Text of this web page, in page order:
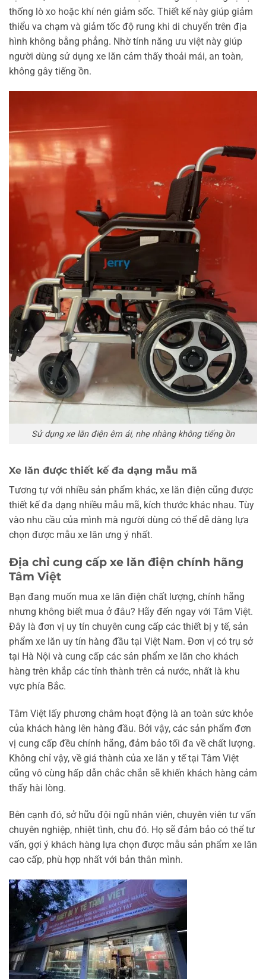
thống lò xo hoặc khí nén giảm sốc. Thiết kế này giúp giảm
thiểu va chạm và giảm tốc độ rung khi di chuyển trên địa
hình không bằng phẳng. Nhờ tính năng ưu việt này giúp
người dùng sử dụng xe lăn cảm thấy thoải mái, an toàn,
không gây tiếng ồn.
Sử dụng xe lăn điện êm ái, nhẹ nhàng không tiếng ồn
Xe lăn được thiết kế đa dạng mẫu mã
Tương tự với nhiều sản phẩm khác, xe lăn điện cũng được
thiết kế đa dạng nhiều mẫu mã, kích thước khác nhau. Tùy
vào nhu cầu của mình mà người dùng có thể dễ dàng lựa
chọn được mẫu xe lăn ưng ý nhất.
Địa chỉ cung cấp xe lăn điện chính hãng
Tâm Việt
Bạn đang muốn mua xe lăn điện chất lượng, chính hãng
nhưng không biết mua ở đâu? Hãy đến ngay với Tâm Việt.
Đây là đơn vị uy tín chuyên cung cấp các thiết bị y tế, sản
phẩm xe lăn uy tín hàng đầu tại Việt Nam. Đơn vị có trụ sở
tại Hà Nội và cung cấp các sản phẩm xe lăn cho khách
hàng trên khắp các tỉnh thành trên cả nước, nhất là khu
vực phía Bắc.
Tâm Việt lấy phương châm hoạt động là an toàn sức khỏe
của khách hàng lên hàng đầu. Bởi vậy, các sản phẩm đơn
vị cung cấp đều chính hãng, đảm bảo tối đa về chất lượng.
Không chỉ vậy, về giá thành của xe lăn y tế tại Tâm Việt
cũng vô cùng hấp dẫn chắc chắn sẽ khiến khách hàng cảm
thấy hài lòng.
Bên cạnh đó, sở hữu đội ngũ nhân viên, chuyên viên tư vấn
chuyên nghiệp, nhiệt tình, chu đó. Họ sẽ đảm bảo có thể tư
vấn, gợi ý khách hàng lựa chọn được mẫu sản phẩm xe lăn
cao cấp, phù hợp nhất với bản thân mình.